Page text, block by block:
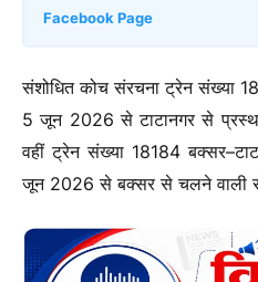
Facebook Page
संशोधित कोच संरचना ट्रेन संख्या
5 जून 2026 से टाटानगर से
वहीं ट्रेन संख्या 18184
जून 2026 से बक्सर से चलने वाली